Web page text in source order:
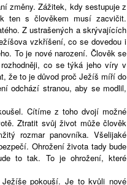
změny. Zážitek, kdy sestupuje z
ten s člověkem musí zacvičit.
Z ustrašených a skrývajících
vzkříšení, co se dovedou i
To je nové narození. Člověk se
co se týká jeho víry v
že to je důvod proč Ježíš míří do
odchází stranou, aby se modlil,
Cítíme z toho dvojí možné
Ztratit svůj život může člověk
rozmar panovníka. Všelijaké
Ohrožení života tady bude
to tak. To je ohrožení, které
pokouší. Je to kvůli nové